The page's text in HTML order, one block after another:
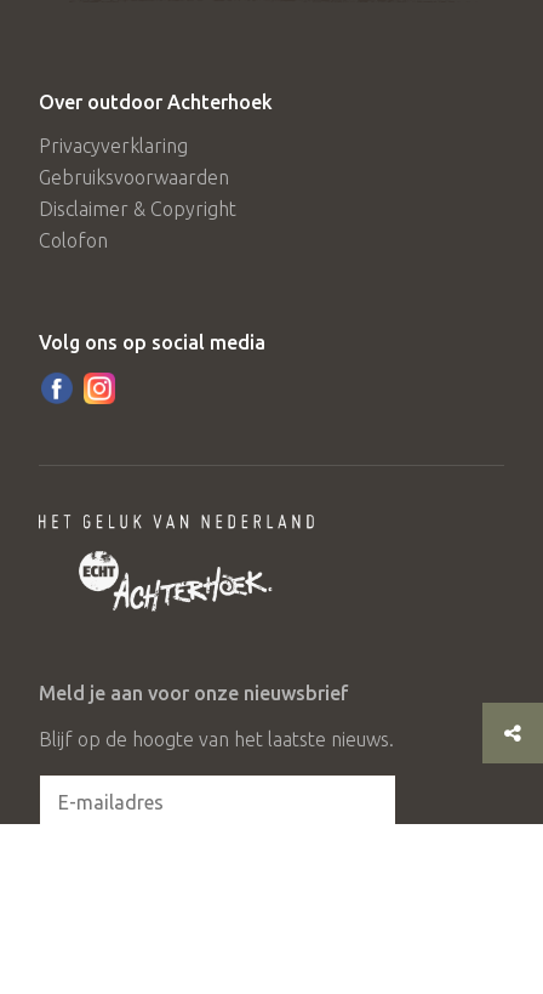
Over outdoor Achterhoek
Privacyverklaring
Gebruiksvoorwaarden
Disclaimer & Copyright
Colofon
Volg ons op social media
Meld je aan voor onze nieuwsbrief
Blijf op de hoogte van het laatste nieuws.